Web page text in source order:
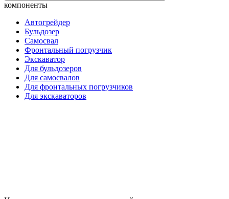
компоненты
Автогрейдер
Бульдозер
Самосвал
Фронтальный погрузчик
Экскаватор
Для бульдозеров
Для самосвалов
Для фронтальных погрузчиков
Для экскаваторов